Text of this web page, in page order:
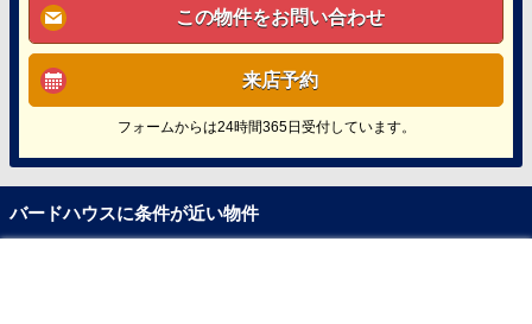
この物件をお問い合わせ
来店予約
フォームからは24時間365日受付しています。
バードハウスに条件が近い物件